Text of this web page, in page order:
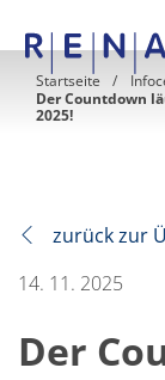
EN DE CN
Unternehmen
RENA North
RENA Polska
RENA weltweit
Halbleiter
Batch-Eintauchen
Startseite
Der Countdown
2025!
zurück zur
14. 11. 2025
Der